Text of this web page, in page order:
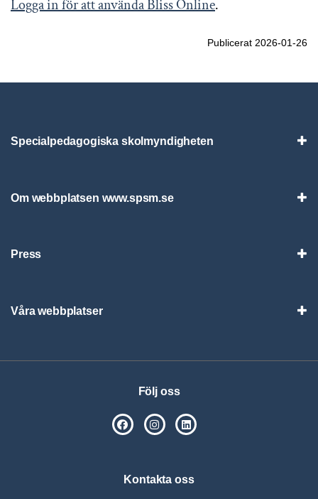
Logga in för att använda Bliss Online.
Publicerat 2026-01-26
Specialpedagogiska skolmyndigheten
Om webbplatsen www.spsm.se
Press
Våra webbplatser
Följ oss
SPSM på Facebook
SPSM på Instagram
Kontakta oss